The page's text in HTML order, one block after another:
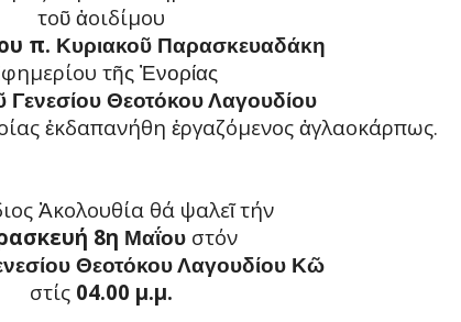
τοῦ ἀοιδίμου
π. Κυριακοῦ Παρασκευαδάκη
φημερίου τῆς Ἐνορίας
Γενεσίου Θεοτόκου Λαγουδίου
ἐκδαπανήθη ἐργαζόμενος ἀγλαοκάρπως.
Ἀκολουθία θά ψαλεῖτήν
8η Μαΐου στόν
Θεοτόκου Λαγουδίου Κῶ
στίς 04.00 μ.μ.